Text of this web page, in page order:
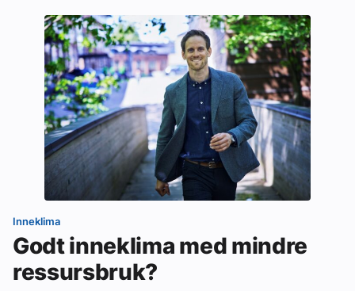
Inneklima
Godt inneklima med mindre
ressursbruk?